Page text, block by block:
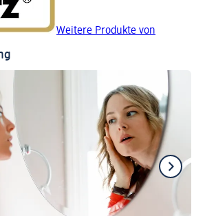
Weitere Produkte von